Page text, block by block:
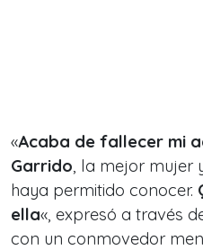
«Acaba de fallecer mi
Garrido, la mejor mujer
haya permitido conocer.
ella«, expresó a través
con un conmovedor